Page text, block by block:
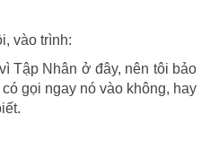
vào trình:
Tập Nhân ở đây, nên tôi bảo
gọi ngay nó vào không, hay